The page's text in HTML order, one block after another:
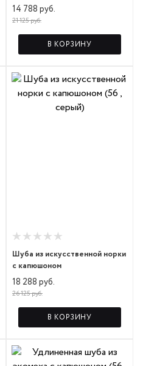
14 788 руб.
21 125 руб.
В КОРЗИНУ
Шуба из искусственной норки
с капюшоном
18 288 руб.
26 125 руб.
В КОРЗИНУ